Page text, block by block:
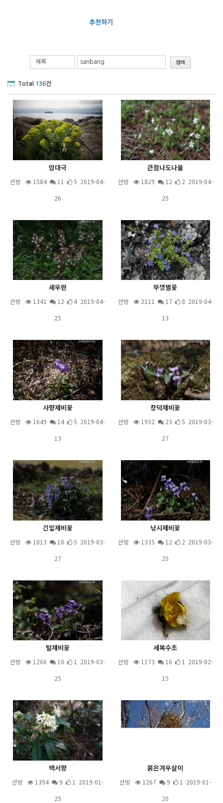
추천하기
제목
Total 136건
암대극
산방 1584 11
5 2019-04-
26
큰점나도나물
산방 1829 12
2 2019-04-
25
새우란
산방 1341 12
4 2019-04-
25
뚜껑별꽃
산방 2111 17
8 2019-04-
13
사향제비꽃
산방 1649 14
5 2019-04-
13
창덕제비꽃
산방 1932 23
5 2019-03-
27
긴잎제비꽃
산방 1813 18
5 2019-03-
27
낚시제비꽃
산방 1335 12
2 2019-03-
25
털제비꽃
산방 1266 10
1 2019-03-
25
세복수초
산방 1173 16
1 2019-02-
15
백서향
산방 1394 9
1 2019-01-
25
붉은겨우살이
산방 1267 9
1 2019-01-
20